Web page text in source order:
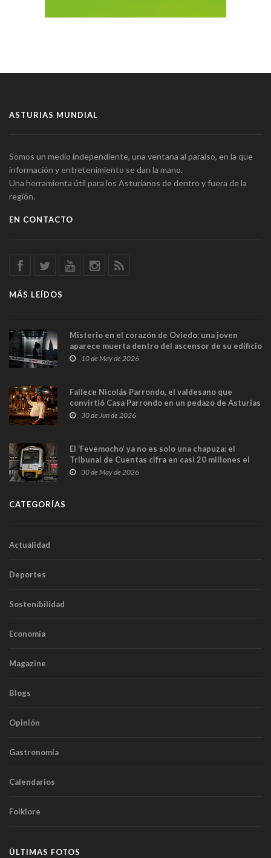
ASTURIAS MUNDIAL
Somos un medio independiente, una ventana al paraíso, en la que
información y entretenimiento se dan la mano.
Una herramienta útil para los Asturianos de dentro y fuera de la
región.
EN CONTACTO
MÁS LEÍDOS
Misterio en el corazón de Oviedo: una joven
aparece muerta dentro del ascensor de su edificio
y las cámaras captan sus últimos minutos
10 de May de 2026
Fallece Nicolás Parrondo, el valdesano que
convirtió Casa Parrondo en un pedazo de Asturias
en Madrid
30 de Jun de 2026
El ‘Fevemocho’ ya no es solo una chapuza: el
Tribunal de Cuentas cifra en casi 20 millones el
sobrecoste de los trenes que no cabían por los
30 de May de 2026
CATEGORÍAS
Actualidad
Deportes
Sostenibilidad
Economía
Magazine
Blogs
Opinión
Gastronomía
Calendarios
Folklore
ÚLTIMAS FOTOS